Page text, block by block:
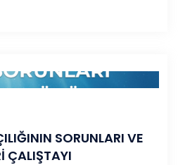
SORUNLARI VE
ÇALIŞTAYI